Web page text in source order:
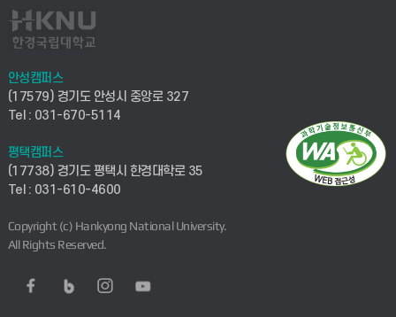
안성캠퍼스
(17579) 경기도 안성시 중앙로 327
Tel : 031-670-5114
평택캠퍼스
(17738) 경기도 평택시 한경대학로 35
Tel : 031-610-4600
Copyright (c) Hankyong National University.
All Rights Reserved.